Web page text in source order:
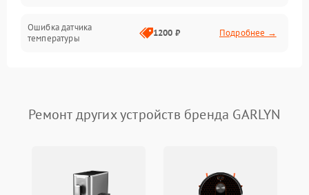
Ошибка датчика
температуры
1200 ₽ Подробнее →
Ошибка платы управления 1500 ₽ Подробнее →
Не сохраняет настройки Подробнее →
Ремонт других устройств бренда GARLYN